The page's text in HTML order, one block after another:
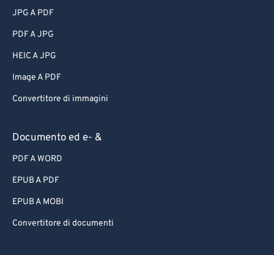
JPG A PDF
PDF A JPG
HEIC A JPG
Image A PDF
Convertitore di immagini
Documento ed e- &
PDF A WORD
EPUB A PDF
EPUB A MOBI
Convertitore di documenti